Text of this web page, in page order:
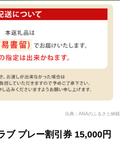
出典：ANAのふるさと納税
ブ プレー割引券 15,000円